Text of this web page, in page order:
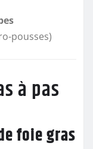
pousses)
à pas
foie gras